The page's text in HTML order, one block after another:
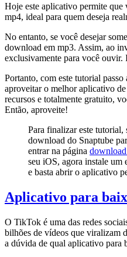
Hoje este aplicativo permite
mp4, ideal para quem deseja
No entanto, se você desejar
download em mp3. Assim, ao
exclusivamente para você ouvir.
Portanto, com este tutorial passo
aproveitar o melhor aplicativo
recursos e totalmente gratuito,
Então, aproveite!
Para finalizar este tutorial,
download do Snaptube
entrar na página
seu iOS, agora instale
e basta abrir o aplicativo
Aplicativo para
O TikTok é uma das redes
bilhões de vídeos que viralizam
a dúvida de qual aplicativo para